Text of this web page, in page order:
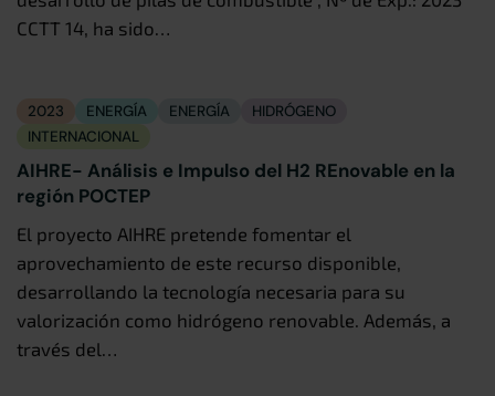
CCTT 14, ha sido…
2023 ENERGÍA ENERGÍA
HIDRÓGENO
INTERNACIONAL
AIHRE- Análisis e Impulso del H2 REnovable en la
región POCTEP
El proyecto AIHRE pretende fomentar el
aprovechamiento de este recurso disponible,
desarrollando la tecnología necesaria para su
valorización como hidrógeno renovable. Además, a
través del…